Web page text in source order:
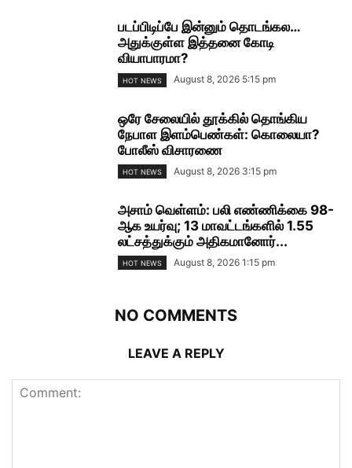
படப்பிடிப்பே இன்னும் தொடங்கல…
அதுக்குள்ள இத்தனை கோடி
வியாபாரமா?
HOT NEWS August 8, 2026 5:15 pm
ஒரே சேலையில் தூக்கில் தொங்கிய
நேபாள இளம்பெண்கள்: கொலையா?
போலீஸ் விசாரணை
HOT NEWS August 8, 2026 3:15 pm
அசாம் வெள்ளம்: பலி எண்ணிக்கை 98-
ஆக உயர்வு; 13 மாவட்டங்களில் 1.55
லட்சத்துக்கும் அதிகமானோர்...
HOT NEWS August 8, 2026 1:15 pm
NO COMMENTS
LEAVE A REPLY